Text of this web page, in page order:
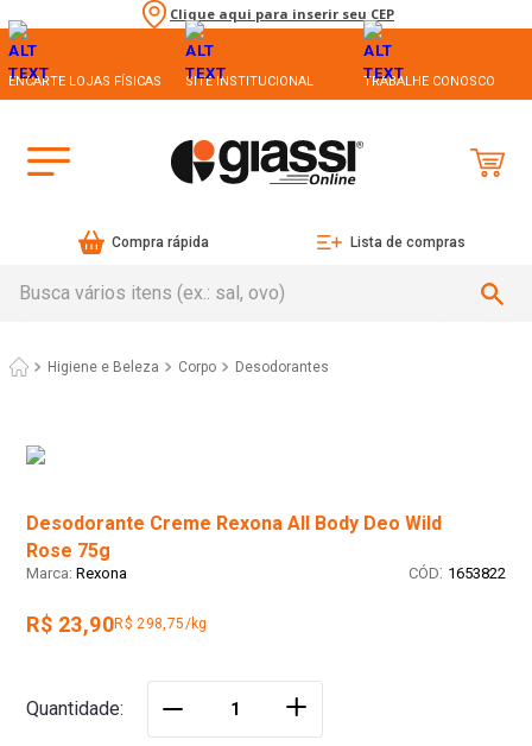
Clique aqui para inserir seu CEP
ENCARTE LOJAS FÍSICAS SITE INSTITUCIONAL TRABALHE CONOSCO
Compra rápida Lista de compras
Higiene e Beleza Corpo Desodorantes
Desodorante Creme Rexona All Body Deo Wild
Rose 75g
Rexona : 1653822
R$ 23,90R$ 298,75/kg
Quantidade ＋